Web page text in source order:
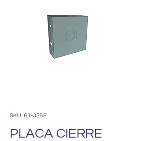
SKU: 61-358E
PLACA CIERRE